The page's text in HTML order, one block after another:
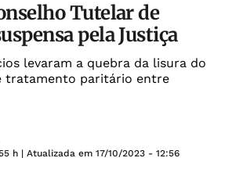
Tutelar de
pela Justiça
levaram a quebra da lisura do
tratamento paritário entre
h | Atualizada em 17/10/2023 - 12:56